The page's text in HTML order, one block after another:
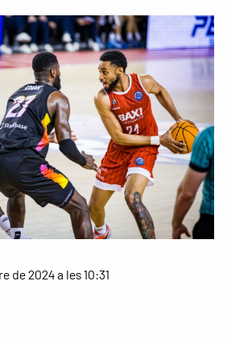
de 2024 a les 10:31